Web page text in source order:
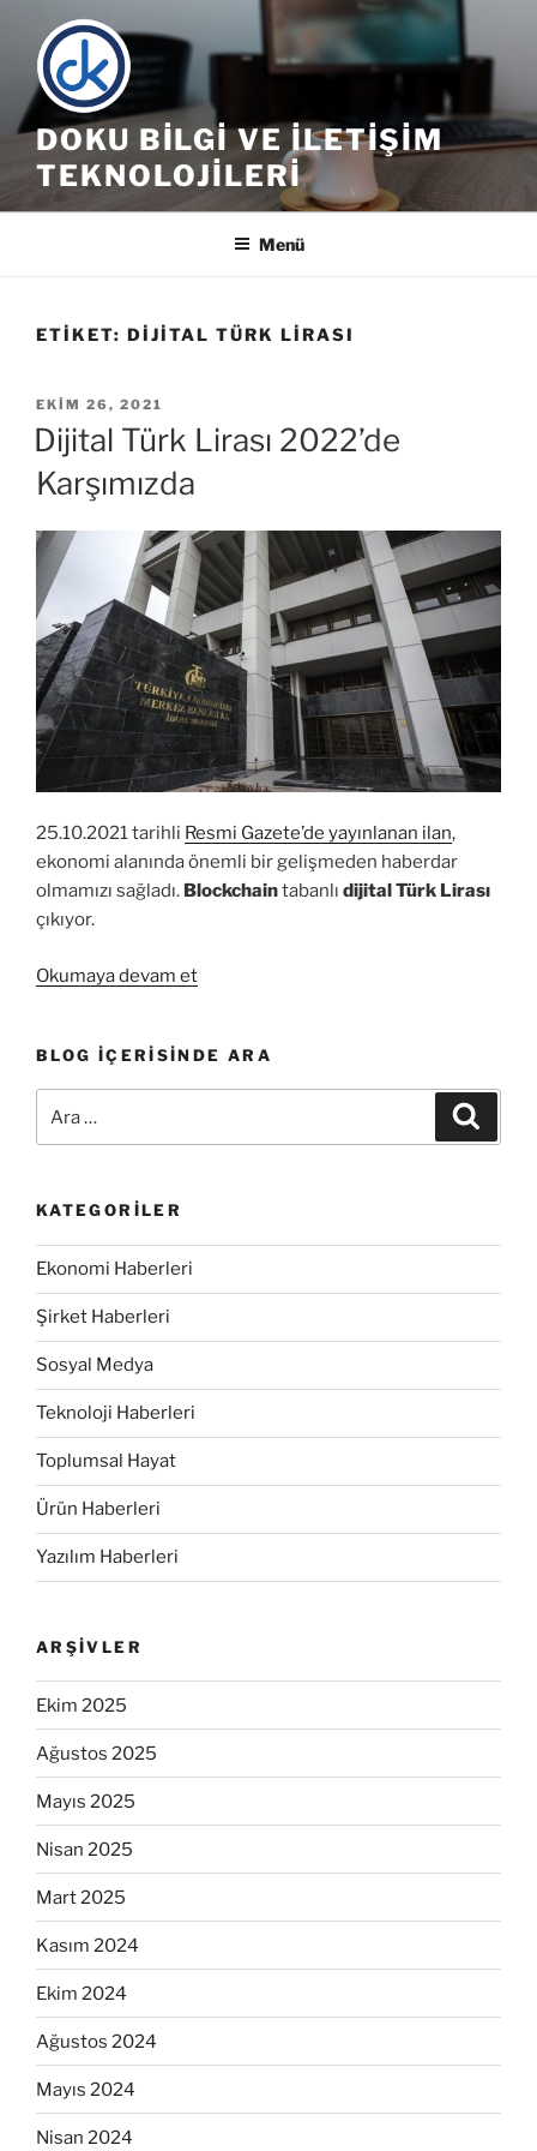
DOKU BILGI VE İLETIŞIM
TEKNOLOJILERI
Menü
ETIKET: DIJITAL TÜRK LIRASI
YAYIM
TARIHI
EKIM 26, 2021
Dijital Türk Lirası 2022’de
Karşımızda
25.10.2021 tarihli Resmi Gazete’de yayınlanan ilan,
ekonomi alanında önemli bir gelişmeden haberdar
olmamızı sağladı. Blockchaintabanlı dijital Türk Lirası
çıkıyor.
Okumaya devam et“Dijital
2022’de
Karşımızda”
BLOG İÇERISINDE ARA
KATEGORILER
Ekonomi Haberleri
Şirket Haberleri
Sosyal Medya
Teknoloji Haberleri
Toplumsal Hayat
Ürün Haberleri
Yazılım Haberleri
ARŞIVLER
Ekim 2025
Ağustos 2025
Mayıs 2025
Nisan 2025
Mart 2025
Kasım 2024
Ekim 2024
Ağustos 2024
Mayıs 2024
Nisan 2024